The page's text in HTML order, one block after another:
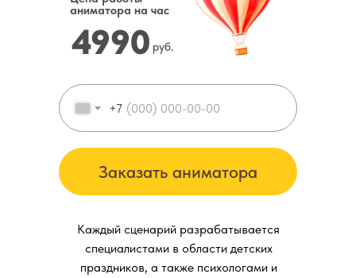
аниматора на час
4990 руб.
+7
Заказать аниматора
Каждый сценарий разрабатывается
специалистами в области детских
праздников, а также психологами и